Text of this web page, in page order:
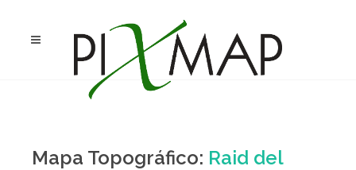
Mapa Topográfico: Raid del